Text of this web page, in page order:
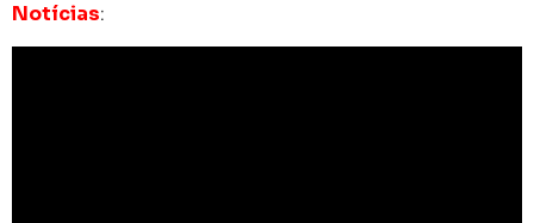
Notícias: